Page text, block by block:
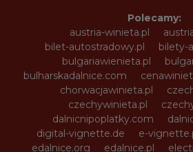
Polecamy:
austria-winieta.pl
bilet-autostradowy.pl
bilety-
bulgariawienieta.pl
bulharskadalnice.com
chorwacjawinieta.pl
czechywinieta.pl
dalnicnipoplatky.com
digital-vignette.de
e-
edalnice.org
edalnice.pl